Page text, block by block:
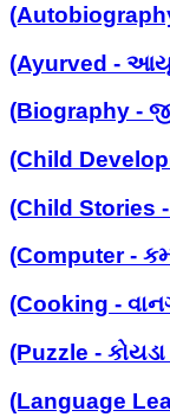
(Ayurved -
(Biography -
(Child
(Child Stories -
(Computer -
(Cooking -
(Puzzle -
(Language